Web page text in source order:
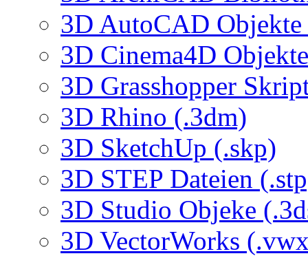
3D AutoCAD
3D Cinema4D
3D Grasshopper
3D Rhino (.3dm)
3D SketchUp (.skp)
3D STEP Dateien
3D Studio Objeke
3D VectorWorks